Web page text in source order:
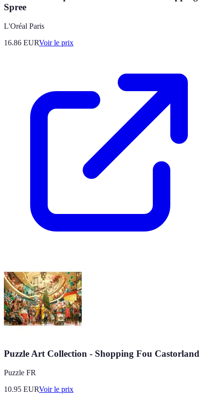
Spree
L'Oréal Paris
16.86 EURVoir le prix
Puzzle Art Collection - Shopping Fou Castorland
Puzzle FR
10.95 EURVoir le prix